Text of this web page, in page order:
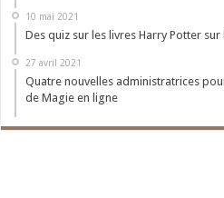
10 mai 2021
Des quiz sur les livres Harry Potter sur
27 avril 2021
Quatre nouvelles administratrices
de Magie en ligne